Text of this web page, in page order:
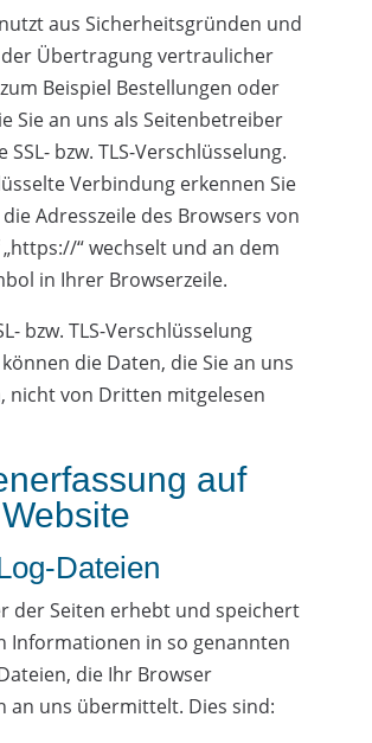
aus Sicherheitsgründen und
der Übertragung vertraulicher
Beispiel Bestellungen oder
Sie an uns als Seitenbetreiber
SSL- bzw. TLS-Verschlüsselung.
Verbindung erkennen Sie
Adresszeile des Browsers von
“ wechselt und an dem
in Ihrer Browserzeile.
bzw. TLS-Verschlüsselung
die Daten, die Sie an uns
nicht von Dritten mitgelesen
auf
Dateien
der Seiten erhebt und speichert
Informationen in so genannten
die Ihr Browser
an uns übermittelt. Dies sind: